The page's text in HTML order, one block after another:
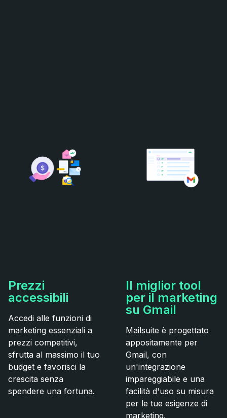
Prezzi
accessibili
Accedi alle funzioni di
marketing essenziali a
prezzi competitivi,
sfrutta al massimo il tuo
budget e favorisci la
crescita senza
spendere una fortuna.
Il miglior tool
per il marketing
su Gmail
Mailsuite è progettato
appositamente per
Gmail, con
un'integrazione
impareggiabile e una
facilità d'uso su misura
per le tue esigenze di
marketing.